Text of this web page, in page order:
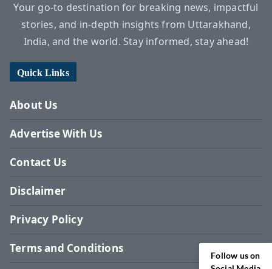
Your go-to destination for breaking news, impactful
stories, and in-depth insights from Uttarakhand,
India, and the world. Stay informed, stay ahead!
Quick Links
About Us
Advertise With Us
Contact Us
Disclaimer
Privacy Policy
Terms and Conditions
Follow us on